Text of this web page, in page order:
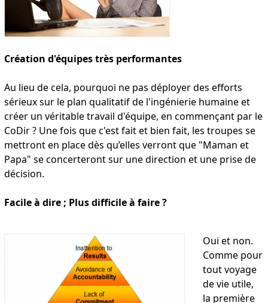
Création d'équipes très performantes
Au lieu de cela, pourquoi ne pas déployer des efforts
sérieux sur le plan qualitatif de l'ingénierie humaine et
créer un véritable travail d'équipe, en commençant par le
CoDir ? Une fois que c'est fait et bien fait, les troupes se
mettront en place dès qu’elles verront que "Maman et
Papa" se concerteront sur une direction et une prise de
décision.
Facile à dire ; Plus difficile à faire ?
Oui et non.
Comme pour
tout voyage
de vie utile,
la première